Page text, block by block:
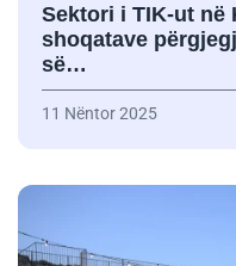
Sektori i TIK-ut në
shoqatave
së…
11 Nëntor 2025